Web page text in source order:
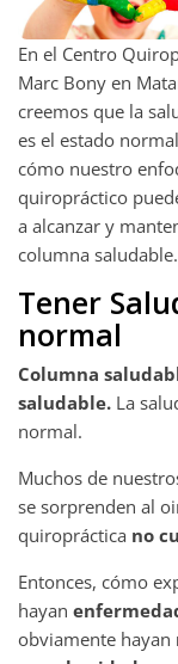
En el Centro
Marc Bony en
creemos que la
es el estado
cómo nuestro
quiropráctico
a alcanzar y
columna saludable.
Tener
normal
Columna
saludable. La
normal.
Muchos de
se sorprenden al
quiropráctica no
Entonces, cómo
hayan
obviamente hayan